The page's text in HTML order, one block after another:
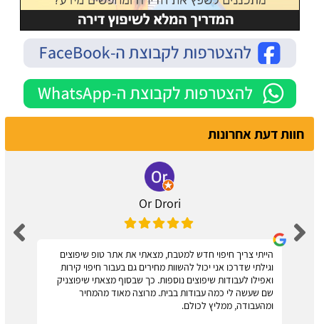
חוות דעת אחרונות
Or Drori
הייתי צריך חיפוי חדש למטבח, מצאתי את אתר טופ שיפוצים
וגילתי שדרכו אני יכול להשוות מחירים גם בעבור חיפוי קירות
ואפילו לעבודות שיפוצים נוספות. כך שבסוף מצאתי שיפוצניק
שם שעשה לי כמה עבודות בבית. מרוצה מאוד מהמחיר
ומהעבודה, ממליץ לכולם.